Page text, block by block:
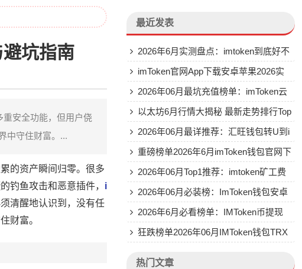
坑指南
重安全功能，但用户侥
中守住财富。...
的资产瞬间归零。很多
钓鱼攻击和恶意插件， i
清醒地认识到，没有任
财富。
最近发表
2026年6月实测盘点：imtoken到底好不
好用？Top5真实评价
imToken官网App下载安卓苹果2026实
测排行推荐
2026年06月最坑充值榜单：imToken云
钱包到底怎么样
以太坊6月行情大揭秘 最新走势排行Top
3 2026年06月最详推荐：汇旺钱包转U到i
mToken的实操排名
重磅榜单2026年6月imToken钱包官网下
载推荐评测
2026年06月Top1推荐：imtoken矿工费
怎么样 优缺点全揭秘
2026年06月必装榜：ImToken钱包安卓
版推荐
2026年6月必看榜单：IMToken币提现
四大平台推荐评测
狂跌榜单2026年06月IMToken钱包TRX
热门文章